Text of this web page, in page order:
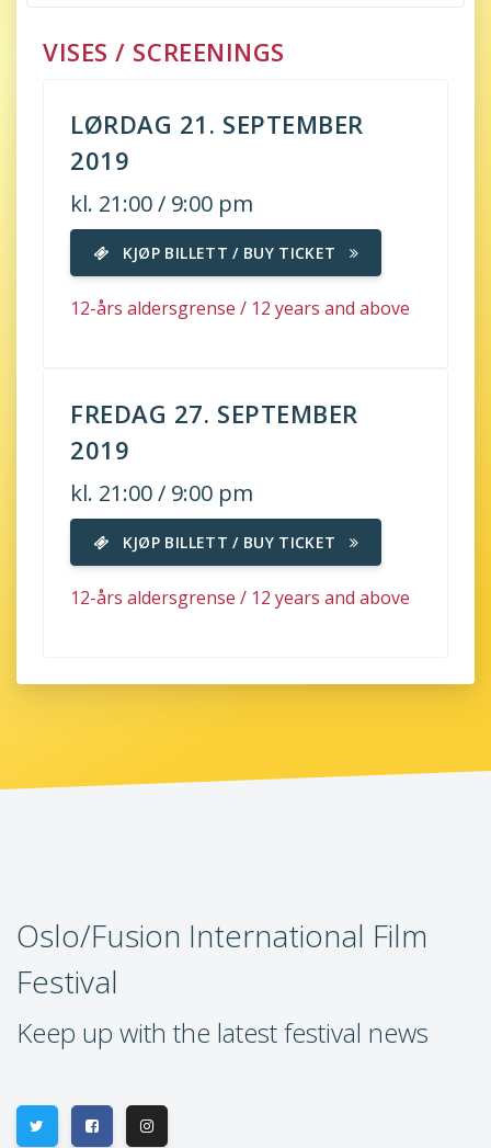
VISES / SCREENINGS
LØRDAG 21. SEPTEMBER
2019
kl. 21:00 / 9:00 pm
KJØP BILLETT / BUY TICKET
12-års aldersgrense / 12 years and above
FREDAG 27. SEPTEMBER
2019
kl. 21:00 / 9:00 pm
KJØP BILLETT / BUY TICKET
12-års aldersgrense / 12 years and above
Oslo/Fusion International Film
Festival
Keep up with the latest festival news